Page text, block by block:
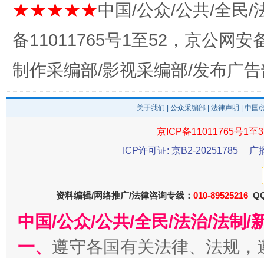
东山县通报“牛蛙产品抗生素超标问题” 法
★★★★★中国/公众/公共/全民/
备11011765号1至52，京公网安
制作采编部/影视采编部/发布广
关于我们 公众采编部 法律声明 | 中国
京ICP备11011765号1至
ICP许可证: 京B2-20251785
广
资料编辑/网络推广/法律咨询专线： 010-89525216
中国/公众/公共/全民/法治/法制/
一、 遵守各国有关法律、法规